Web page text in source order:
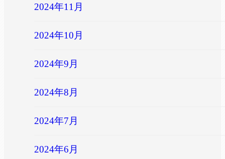
2024年11月
2024年10月
2024年9月
2024年8月
2024年7月
2024年6月